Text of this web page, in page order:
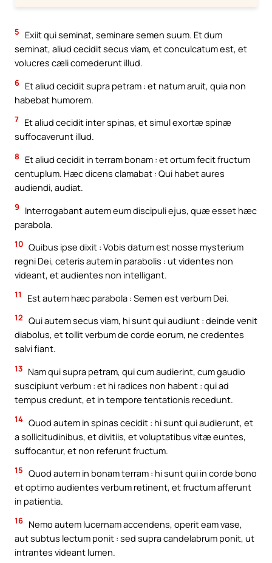
5
Exiit qui seminat, seminare semen suum. Et dum
seminat, aliud cecidit secus viam, et conculcatum est, et
volucres cæli comederunt illud.
6 Et aliud cecidit supra petram : et natum aruit, quia non
habebat humorem.
7 Et aliud cecidit inter spinas, et simul exortæ spinæ
suffocaverunt illud.
8
Et aliud cecidit in terram bonam : et ortum fecit fructum
centuplum. Hæc dicens clamabat : Qui habet aures
audiendi, audiat.
9
Interrogabant autem eum discipuli ejus, quæ esset hæc
parabola.
10 Quibus ipse dixit : Vobis datum est nosse mysterium
regni Dei, ceteris autem in parabolis : ut videntes non
videant, et audientes non intelligant.
11 Est autem hæc parabola : Semen est verbum Dei.
12 Qui autem secus viam, hi sunt qui audiunt : deinde venit
diabolus, et tollit verbum de corde eorum, ne credentes
salvi fiant.
13 Nam qui supra petram, qui cum audierint, cum gaudio
suscipiunt verbum : et hi radices non habent : qui ad
tempus credunt, et in tempore tentationis recedunt.
14 Quod autem in spinas cecidit : hi sunt qui audierunt, et
a sollicitudinibus, et divitiis, et voluptatibus vitæ euntes,
suffocantur, et non referunt fructum.
15 Quod autem in bonam terram : hi sunt qui in corde bono
et optimo audientes verbum retinent, et fructum afferunt
in patientia.
16 Nemo autem lucernam accendens, operit eam vase,
aut subtus lectum ponit : sed supra candelabrum ponit, ut
intrantes videant lumen.